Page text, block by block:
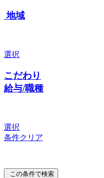
地域
選択
こだわり
給与/職種
選択
条件クリア
この条件で検索